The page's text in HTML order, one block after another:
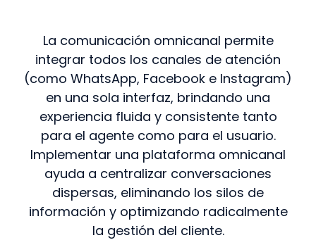
La comunicación omnicanal permite
integrar todos los canales de atención
(como WhatsApp, Facebook e Instagram)
en una sola interfaz, brindando una
experiencia fluida y consistente tanto
para el agente como para el usuario.
Implementar una plataforma omnicanal
ayuda a centralizar conversaciones
dispersas, eliminando los silos de
información y optimizando radicalmente
la gestión del cliente.